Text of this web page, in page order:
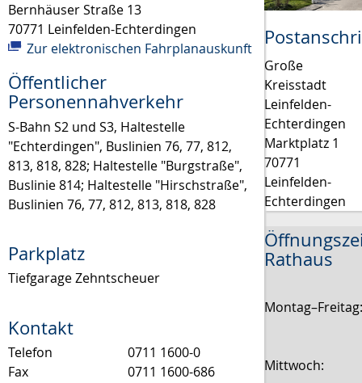
Bernhäuser Straße 13
70771 Leinfelden-Echterdingen
Zur elektronischen Fahrplanauskunft
Öffentlicher
Personennahverkehr
S-Bahn S2 und S3, Haltestelle
"Echterdingen", Buslinien 76, 77, 812,
813, 818, 828; Haltestelle "Burgstraße",
Buslinie 814; Haltestelle "Hirschstraße",
Buslinien 76, 77, 812, 813, 818, 828
Parkplatz
Tiefgarage Zehntscheuer
Kontakt
Telefon
0711 1600-0
Fax
0711 1600-686
Große
Kreisstadt
Leinfelden-
Echterdingen
Marktplatz 1
70771
Leinfelden-
Echterdingen
Rathaus
Mittwoch: